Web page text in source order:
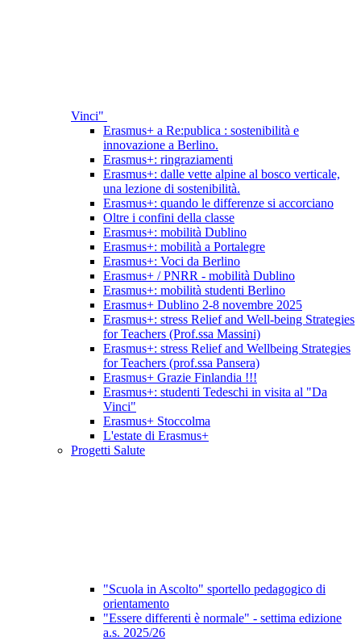
Vinci"
Erasmus+ a Re:publica : sostenibilità e
innovazione a Berlino.
Erasmus+: ringraziamenti
Erasmus+: dalle vette alpine al bosco verticale,
una lezione di sostenibilità.
Erasmus+: quando le differenze si accorciano
Oltre i confini della classe
Erasmus+: mobilità Dublino
Erasmus+: mobilità a Portalegre
Erasmus+: Voci da Berlino
Erasmus+ / PNRR - mobilità Dublino
Erasmus+: mobilità studenti Berlino
Erasmus+ Dublino 2-8 novembre 2025
Erasmus+: stress Relief and Well-being Strategies
for Teachers (Prof.ssa Massini)
Erasmus+: stress Relief and Wellbeing Strategies
for Teachers (prof.ssa Pansera)
Erasmus+ Grazie Finlandia !!!
Erasmus+: studenti Tedeschi in visita al "Da
Vinci"
Erasmus+ Stoccolma
L'estate di Erasmus+
Progetti Salute
"Scuola in Ascolto" sportello pedagogico di
orientamento
"Essere differenti è normale" - settima edizione
a.s. 2025/26